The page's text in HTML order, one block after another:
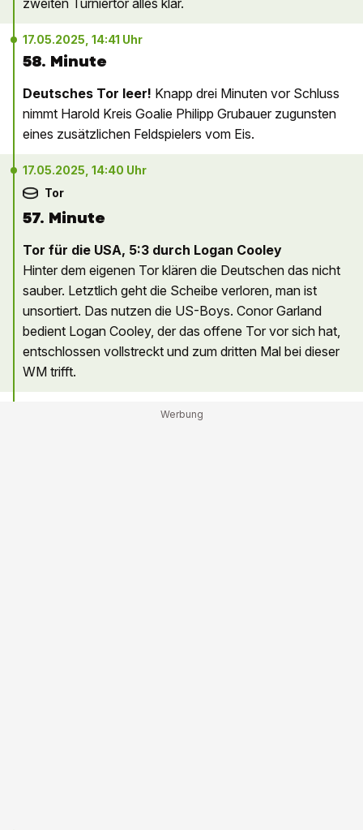
zweiten Turniertor alles klar.
17.05.2025, 14:41 Uhr
58. Minute
Deutsches Tor leer! Knapp drei Minuten vor Schluss
nimmt Harold Kreis Goalie Philipp Grubauer zugunsten
eines zusätzlichen Feldspielers vom Eis.
17.05.2025, 14:40 Uhr
Tor
57. Minute
Tor für die USA, 5:3 durch Logan Cooley
Hinter dem eigenen Tor klären die Deutschen das nicht
sauber. Letztlich geht die Scheibe verloren, man ist
unsortiert. Das nutzen die US-Boys. Conor Garland
bedient Logan Cooley, der das offene Tor vor sich hat,
entschlossen vollstreckt und zum dritten Mal bei dieser
WM trifft.